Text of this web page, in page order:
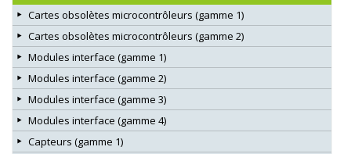
Cartes obsolètes microcontrôleurs (gamme 1)
Cartes obsolètes microcontrôleurs (gamme 2)
Modules interface (gamme 1)
Modules interface (gamme 2)
Modules interface (gamme 3)
Modules interface (gamme 4)
Capteurs (gamme 1)